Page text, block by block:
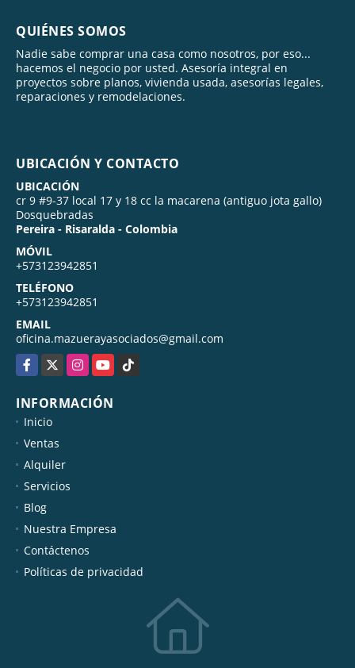
QUIÉNES SOMOS
Nadie sabe comprar una casa como nosotros, por eso...
hacemos el negocio por usted. Asesoría integral en
proyectos sobre planos, vivienda usada, asesorías legales,
reparaciones y remodelaciones.
UBICACIÓN Y CONTACTO
UBICACIÓN
cr 9 #9-37 local 17 y 18 cc la macarena (antiguo jota gallo)
Dosquebradas
Pereira - Risaralda - Colombia
MÓVIL
+573123942851
TELÉFONO
+573123942851
EMAIL
oficina.mazuerayasociados@gmail.com
Facebook
X InstagramYouTubeTikTok
INFORMACIÓN
Inicio
Ventas
Alquiler
Servicios
Blog
Nuestra Empresa
Contáctenos
Políticas de privacidad